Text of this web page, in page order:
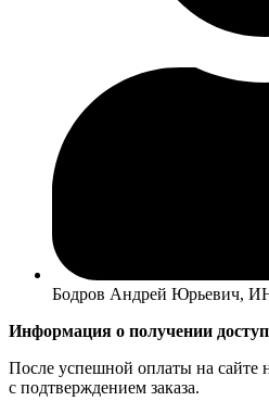
Бодров Андрей Юрьевич,
Информация о получении
После успешной оплаты на сайте
с подтверждением заказа.